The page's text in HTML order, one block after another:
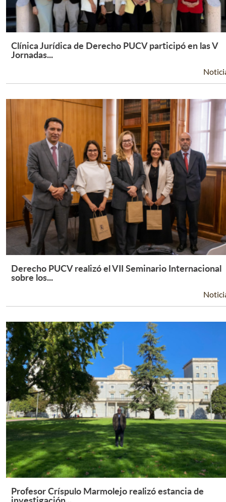
Leer Más +
Clínica Jurídica de Derecho PUCV participó en las V
Jornadas...
Leer Más +
Derecho PUCV realizó el VII Seminario Internacional
sobre los...
Leer Más +
Profesor Críspulo Marmolejo realizó estancia de